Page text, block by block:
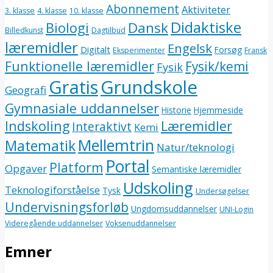
3. klasse 4. klasse 10. klasse Abonnement Aktiviteter
Billedkunst Biologi Dagtilbud DanskDidaktiske
læremidler Digitalt Eksperimenter Engelsk Forsøg Fransk
Funktionelle læremidler Fysik Fysik/kemi
Geografi GratisGrundskole
Gymnasiale uddannelser Historie Hjemmeside
Indskoling Interaktivt Kemi Læremidler
MatematikMellemtrin Natur/teknologi
Opgaver Platform Portal Semantiske læremidler
Teknologiforståelse Tysk Udskoling Undersøgelser
Undervisningsforløb Ungdomsuddannelser UNI-Login
Videregående uddannelser Voksenuddannelser
Emner